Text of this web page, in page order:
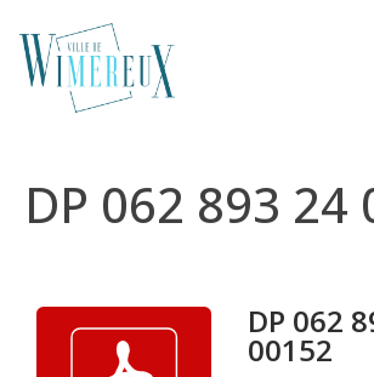
DP 062 893 24
DP 062
00152